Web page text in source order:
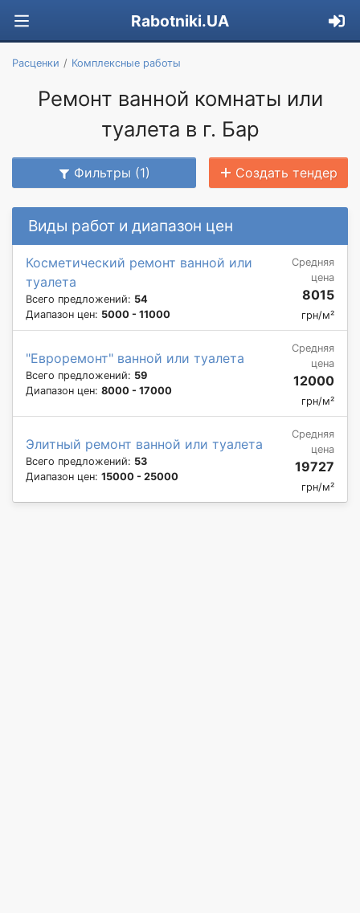
Rabotniki.UA
Расценки Комплексные работы
Ремонт ванной комнаты или
туалета в г. Бар
Фильтры (1) Создать тендер
Виды работ и диапазон цен
Косметический ремонт ванной или
туалета
Всего предложений: 54
Диапазон цен: 5000 - 11000
Средняя
цена
8015
грн/м²
"Евроремонт" ванной или туалета
Всего предложений: 59
Диапазон цен: 8000 - 17000
Средняя
цена
12000
грн/м²
Элитный ремонт ванной или туалета
Всего предложений: 53
Диапазон цен: 15000 - 25000
Средняя
цена
19727
грн/м²